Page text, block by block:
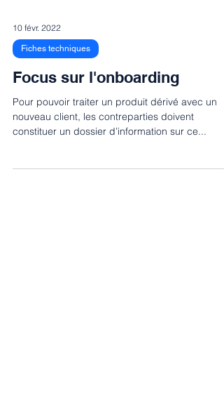
10 févr. 2022
Fiches techniques
Focus sur l'onboarding
Pour pouvoir traiter un produit dérivé avec un
nouveau client, les contreparties doivent
constituer un dossier d’information sur ce...